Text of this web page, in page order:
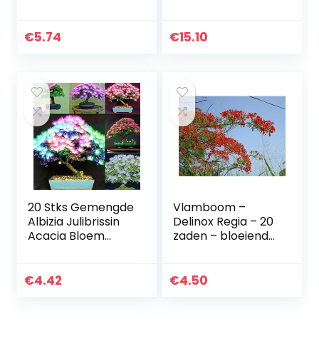
€5.74
Houseplant Seeds.
€15.10
20 Stks Gemengde
Albizia Julibrissin
Acacia Bloem
20 Stks Albizia
€4.42
Vlamboom –
Delinox Regia – 20
zaden – bloeiende
€4.50